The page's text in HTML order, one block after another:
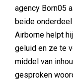
agency Born05
beide onderdeel
Airborne helpt
geluid en ze te
middel van
gesproken